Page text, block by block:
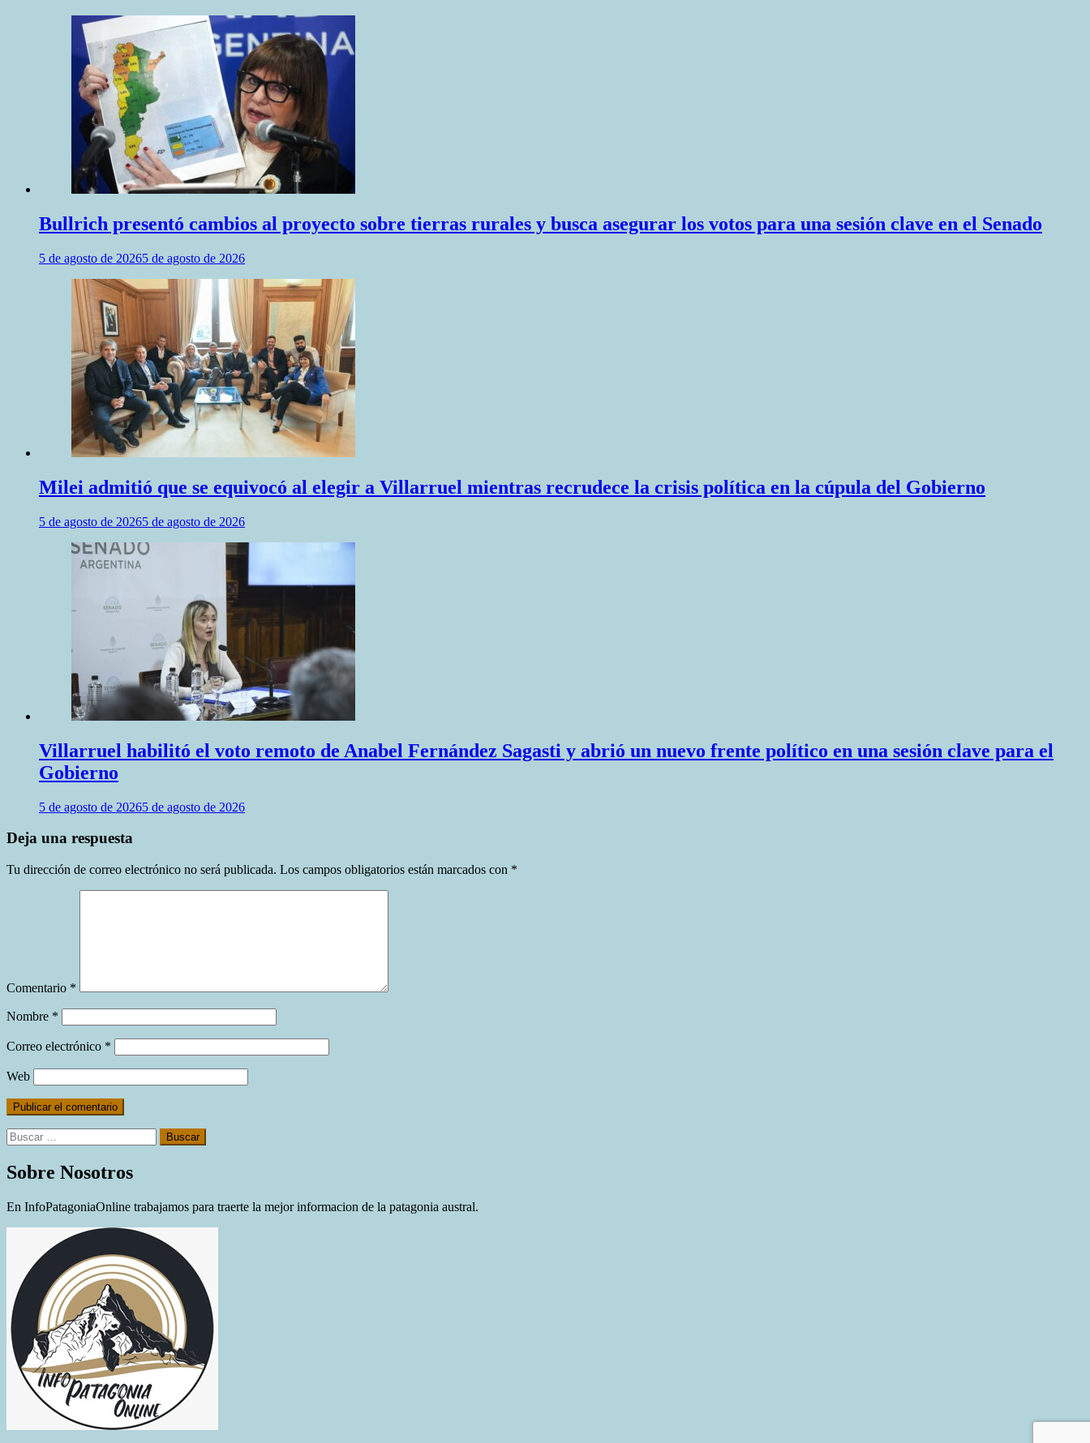
Bullrich presentó cambios al proyecto sobre tierras rurales y busca asegurar los votos para una sesión clave en el Senado
5 de agosto de 20265 de agosto de 2026
Milei admitió que se equivocó al elegir a Villarruel mientras recrudece la crisis política en la cúpula del Gobierno
5 de agosto de 20265 de agosto de 2026
Villarruel habilitó el voto remoto de Anabel Fernández Sagasti y abrió un nuevo frente político en una sesión clave para el
Gobierno
5 de agosto de 20265 de agosto de 2026
Deja una respuesta
Tu dirección de correo electrónico no será publicada. Los campos obligatorios están marcados con *
Comentario *
Nombre *
Correo electrónico *
Web
Buscar:
Sobre Nosotros
En InfoPatagoniaOnline trabajamos para traerte la mejor informacion de la patagonia austral.